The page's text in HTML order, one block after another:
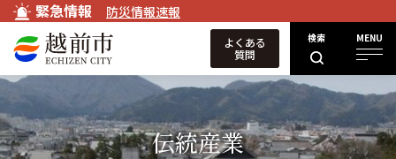
緊急情報 防災情報速報
検索 MENU
よくある
質問
伝統産業